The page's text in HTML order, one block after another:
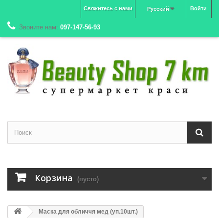
Войти
Русский
Свяжитесь с нами
Звоните нам: 097-147-56-93
Корзина (пусто)
Маска для обличчя мед (уп.10шт.)